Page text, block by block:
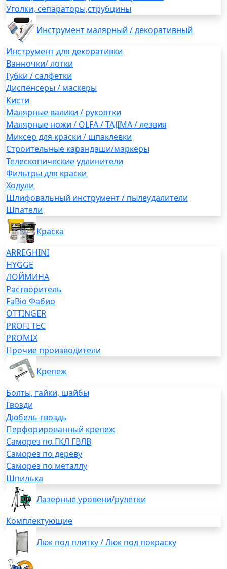
Уголки, сепараторы,струбцины
Инструмент малярный / декоративный
Инструмент для декоративки
Ванночки/ лотки
Губки / салфетки
Диспенсеры / маскеры
Кисти
Малярные валики / рукоятки
Малярные ножи / OLFA / TAJIMA / лезвия
Миксер для краски / шпаклевки
Строительные карандаши/маркеры
Телескопические удлинители
Фильтры для краски
Ходули
Шлифовальный инструмент / пылеудалители
Шпатели
Краска
ARREGHINI
HYGGE
ЛОЙМИНА
Растворитель
FaBio Фабио
OTTINGER
PROFI TEC
PROMIX
Прочие производители
Крепеж
Болты, гайки, шайбы
Гвозди
Дюбель-гвоздь
Перфорированный крепеж
Саморез по ГКЛ ГВЛВ
Саморез по дереву
Саморез по металлу
Шпилька
Лазерные уровени/рулетки
Комплектующие
Люк под плитку / Люк под покраску